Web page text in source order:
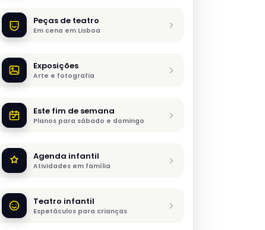
Peças de teatro
Em cena em Lisboa
Exposições
Arte e fotografia
Este fim de semana
Planos para sábado e domingo
Agenda infantil
Atividades em família
Teatro infantil
Espetáculos para crianças